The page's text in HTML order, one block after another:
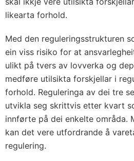
likearta forhold.
Med den reguleringsstrukturen
ein viss risiko for at
ulikt på tvers av lovverka og
medføre utilsikta forskjellar i
forhold. Reguleringa av dei tre
utvikla seg skrittvis etter kvart
innførte på dei enkelte områda.
kan det vere utfordrande å
regulering.